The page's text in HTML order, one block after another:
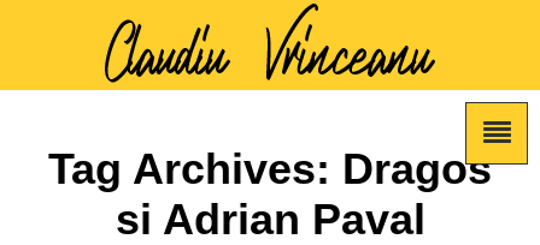
Tag Archives: Dragos
si Adrian Paval